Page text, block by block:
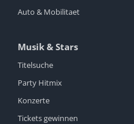
Auto & Mobilitaet
Musik & Stars
Titelsuche
Party Hitmix
Konzerte
Tickets gewinnen